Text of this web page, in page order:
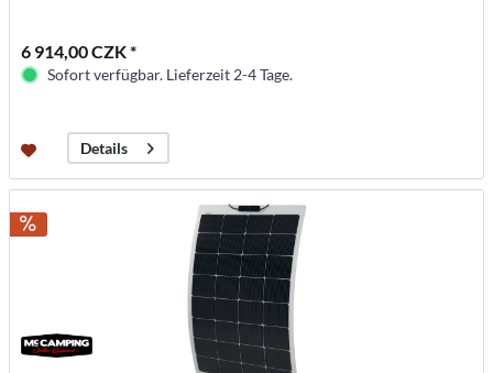
6 914,00 CZK *
Sofort verfügbar. Lieferzeit 2-4 Tage.
Details